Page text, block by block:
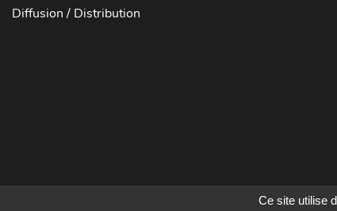
Diffusion / Distribution
Ce site utilise